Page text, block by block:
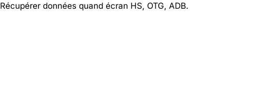
Récupérer données quand écran HS, OTG, ADB.